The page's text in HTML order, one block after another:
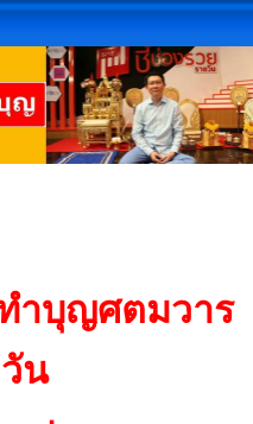
ำบุญศตมวาร
น